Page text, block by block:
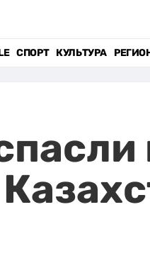
СПОРТ КУЛЬТУРА